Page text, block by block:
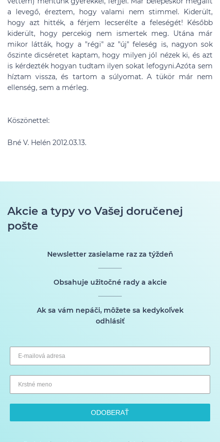
a levegő, éreztem, hogy valami nem stimmel. Kiderült,
hogy azt hitték, a férjem lecserélte a feleségét! Később
kiderült, hogy percekig nem ismertek meg. Utána már
mikor látták, hogy a "régi" az "új" feleség is, nagyon sok
őszinte dicséretet kaptam, hogy milyen jól nézek ki, és azt
is kérdezték hogyan tudtam ilyen sokat lefogyni.Azóta sem
híztam vissza, és tartom a súlyomat. A tükör már nem
ellenség, sem a mérleg.
Köszönettel:
Bné V. Helén 2012.03.13.
Akcie a typy vo Vašej doručenej
pošte
Newsletter zasielame raz za týždeň
Obsahuje užitočné rady a akcie
Ak sa vám nepáči, môžete sa kedykoľvek
odhlásiť
ODOBERAŤ